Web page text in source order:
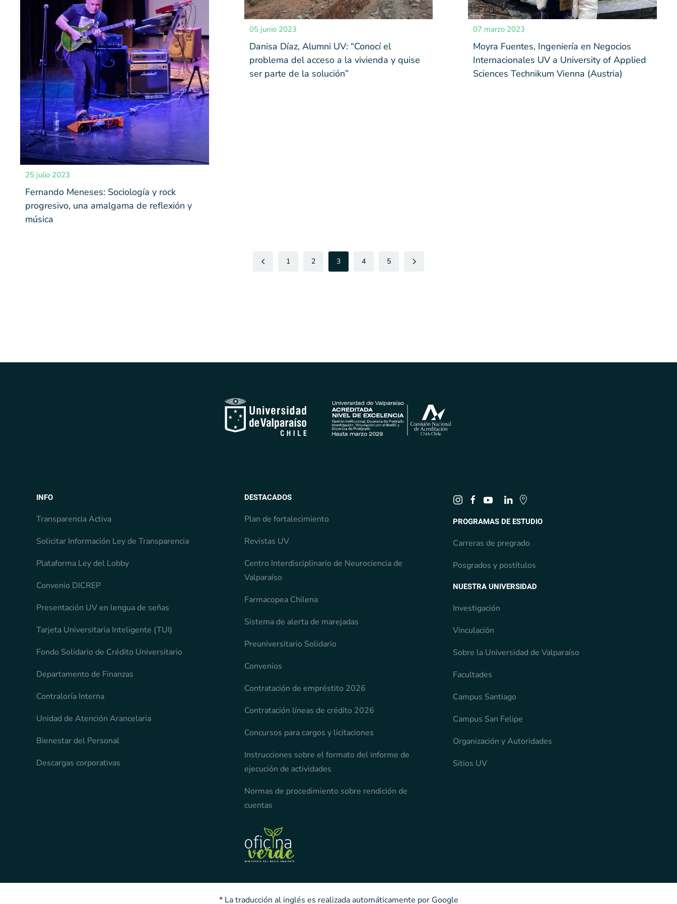
25 julio 2023
Fernando Meneses: Sociología y rock
progresivo, una amalgama de reflexión y
música
05 junio 2023
Danisa Díaz, Alumni UV: “Conocí el
problema del acceso a la vivienda y quise
ser parte de la solución”
07 marzo 2023
Moyra Fuentes, Ingeniería en Negocios
Internacionales UV a University of Applied
Sciences Technikum Vienna (Austria)
1 2 3 4 5
INFO
Transparencia Activa
Solicitar Información Ley de Transparencia
Plataforma Ley del Lobby
Convenio DICREP
Presentación UV en lengua de señas
Tarjeta Universitaria Inteligente (TUI)
Fondo Solidario de Crédito Universitario
Departamento de Finanzas
Contraloría Interna
Unidad de Atención Arancelaria
Bienestar del Personal
Descargas corporativas
DESTACADOS
Plan de fortalecimiento
Revistas UV
Centro Interdisciplinario de Neurociencia de
Valparaíso
Farmacopea Chilena
Sistema de alerta de marejadas
Preuniversitario Solidario
Convenios
Contratación de empréstito 2026
Contratación líneas de crédito 2026
Concursos para cargos y licitaciones
Instrucciones sobre el formato del informe de
ejecución de actividades
Normas de procedimiento sobre rendición de
cuentas
PROGRAMAS DE ESTUDIO
Carreras de pregrado
Posgrados y postítulos
NUESTRA UNIVERSIDAD
Investigación
Vinculación
Sobre la Universidad de Valparaíso
Facultades
Campus Santiago
Campus San Felipe
Organización y Autoridades
Sitios UV
* La traducción al inglés es realizada automáticamente por Google